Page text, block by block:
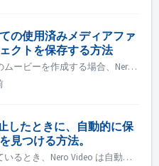
の使用済みメディアファ
クトを保存する方法
Nero Video を使用して独自のムービーを作成する場合、Nero Video では、ビデオ、音楽、写真などのメディアファイルを別のフォルダや、テレビやカメラなどの別のデバイスからインポートすることができます。同時に、すべてのメディアファイルは「マイメディア」パレットで管理することができます。 メディアフ...
したときに、自動的に保
見つける方法。
Nero Video で動画を編集しているとき、Nero Video は自動的にプロジェクトをバックグラウンドで保存します。 プロジェクトを保存する前に Nero Video の動作が停止した場合でも、この方法で自動保存されたプロジェクトを見つけることができます。 1. 次の場所にある ユーザ...